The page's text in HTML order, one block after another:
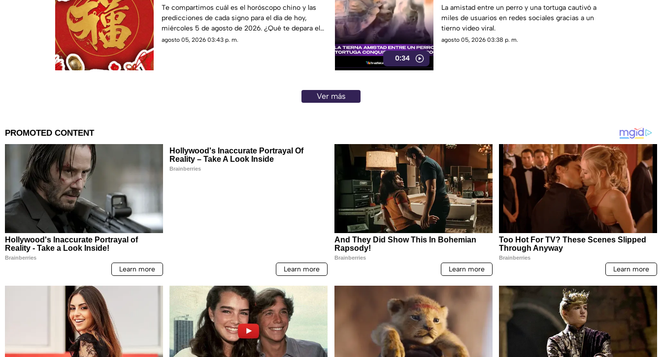
del zodiaco
Te compartimos cuál es el horóscopo chino y las
predicciones de cada signo para el día de hoy,
miércoles 5 de agosto de 2026. ¿Qué te depara el
destino?
agosto 05, 2026 03:43 p. m.
0:34
sociales por su ternura
La amistad entre un perro y una tortuga cautivó a
miles de usuarios en redes sociales gracias a un
tierno video viral.
agosto 05, 2026 03:38 p. m.
Ver más